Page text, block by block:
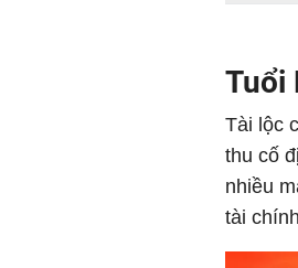
Tuổi
Tài lộc
thu cố
nhiều
tài